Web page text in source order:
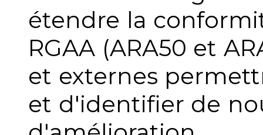
étendre la
RGAA (ARA50 et
et externes
et d'identifier de